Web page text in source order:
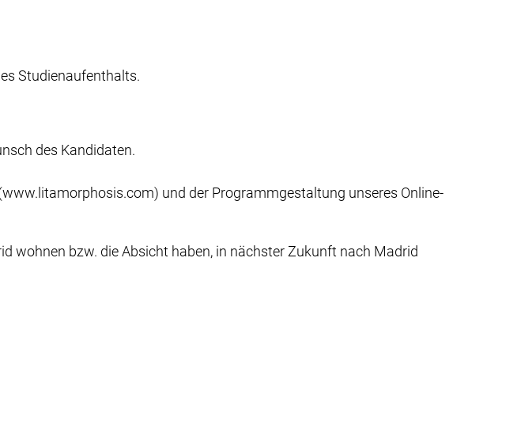
Studienaufenthalts.
des Kandidaten.
und der Programmgestaltung unseres Online-
wohnen bzw. die Absicht haben, in nächster Zukunft nach Madrid